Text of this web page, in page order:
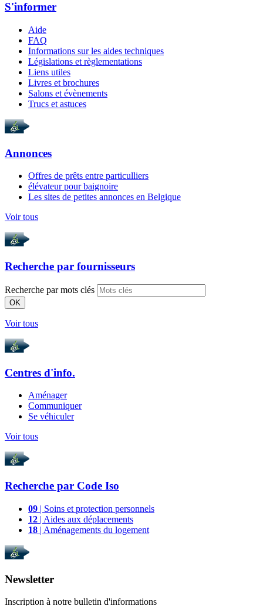
S'informer
Aide
FAQ
Informations sur les aides techniques
Législations et règlementations
Liens utiles
Livres et brochures
Salons et évènements
Trucs et astuces
Annonces
Offres de prêts entre particulliers
élévateur pour baignoire
Les sites de petites annonces en Belgique
Voir tous
Recherche par fournisseurs
Recherche par mots clés
OK
Voir tous
Centres d'info.
Aménager
Communiquer
Se véhiculer
Voir tous
Recherche par Code Iso
09 | Soins et protection personnels
12 | Aides aux déplacements
18 | Aménagements du logement
Newsletter
Inscription à notre bulletin d'informations